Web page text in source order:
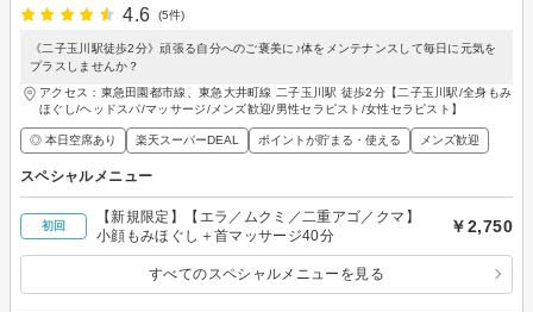
4.6
(5件)
《二子玉川駅徒歩2分》頑張る自分へのご褒美に♪体をメンテナンスして毎日に元気を
プラスしませんか？
アクセス：東急田園都市線、東急大井町線 二子玉川駅 徒歩2分【二子玉川駅/全身もみ
ほぐし/ヘッドスパ/マッサージ/メンズ歓迎/男性セラピスト/女性セラピスト】
◎ 本日空席あり 楽天スーパーDEAL ポイントが貯まる・使える メンズ歓迎
スペシャルメニュー
初回
【新規限定】【エラ／ムクミ／二重アゴ／クマ】
小顔もみほぐし＋首マッサージ40分
￥2,750
すべてのスペシャルメニューを見る